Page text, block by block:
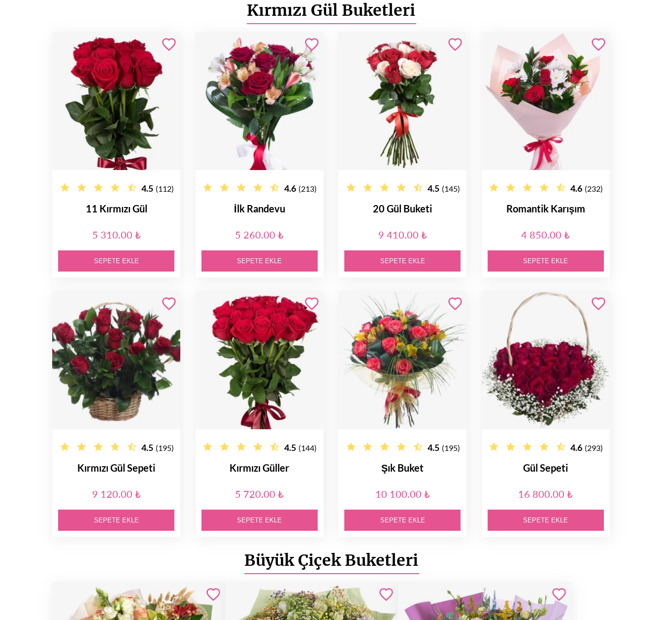
Kırmızı Gül Buketleri
4.5 (112)
11 Kırmızı Gül
5 310.00 ₺
SEPETE EKLE
4.6 (213)
İlk Randevu
5 260.00 ₺
SEPETE EKLE
4.5 (145)
20 Gül Buketi
9 410.00 ₺
SEPETE EKLE
4.6 (232)
Romantik Karışım
4 850.00 ₺
SEPETE EKLE
4.5 (195)
Kırmızı Gül Sepeti
9 120.00 ₺
SEPETE EKLE
4.5 (144)
Kırmızı Güller
5 720.00 ₺
SEPETE EKLE
4.5 (195)
Şık Buket
10 100.00 ₺
SEPETE EKLE
4.6 (293)
Gül Sepeti
16 800.00 ₺
SEPETE EKLE
Büyük Çiçek Buketleri